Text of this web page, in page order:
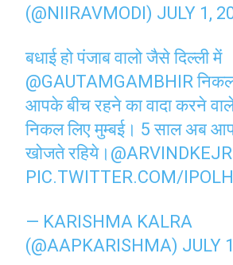
(@NIIRAVMODI) JULY 1,
बधाई हो पंजाब वालो जैसे दिल्ली में
@GAUTAMGAMBHIR
आपके बीच रहने का वादा करने
निकल लिए मुम्बई। 5 साल अब
खोजते रहिये।
PIC.TWITTER.COM/
— KARISHMA KALRA
(@AAPKARISHMA) JULY